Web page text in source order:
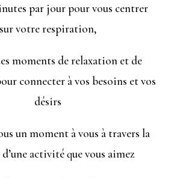
par jour pour vous centrer
sur votre respiration,
moments de relaxation et de
connecter à vos besoins et vos
désirs
un moment à vous à travers la
activité que vous aimez